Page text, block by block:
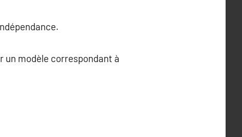
un modèle correspondant à